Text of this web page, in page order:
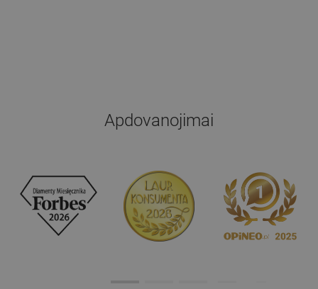
Apdovanojimai